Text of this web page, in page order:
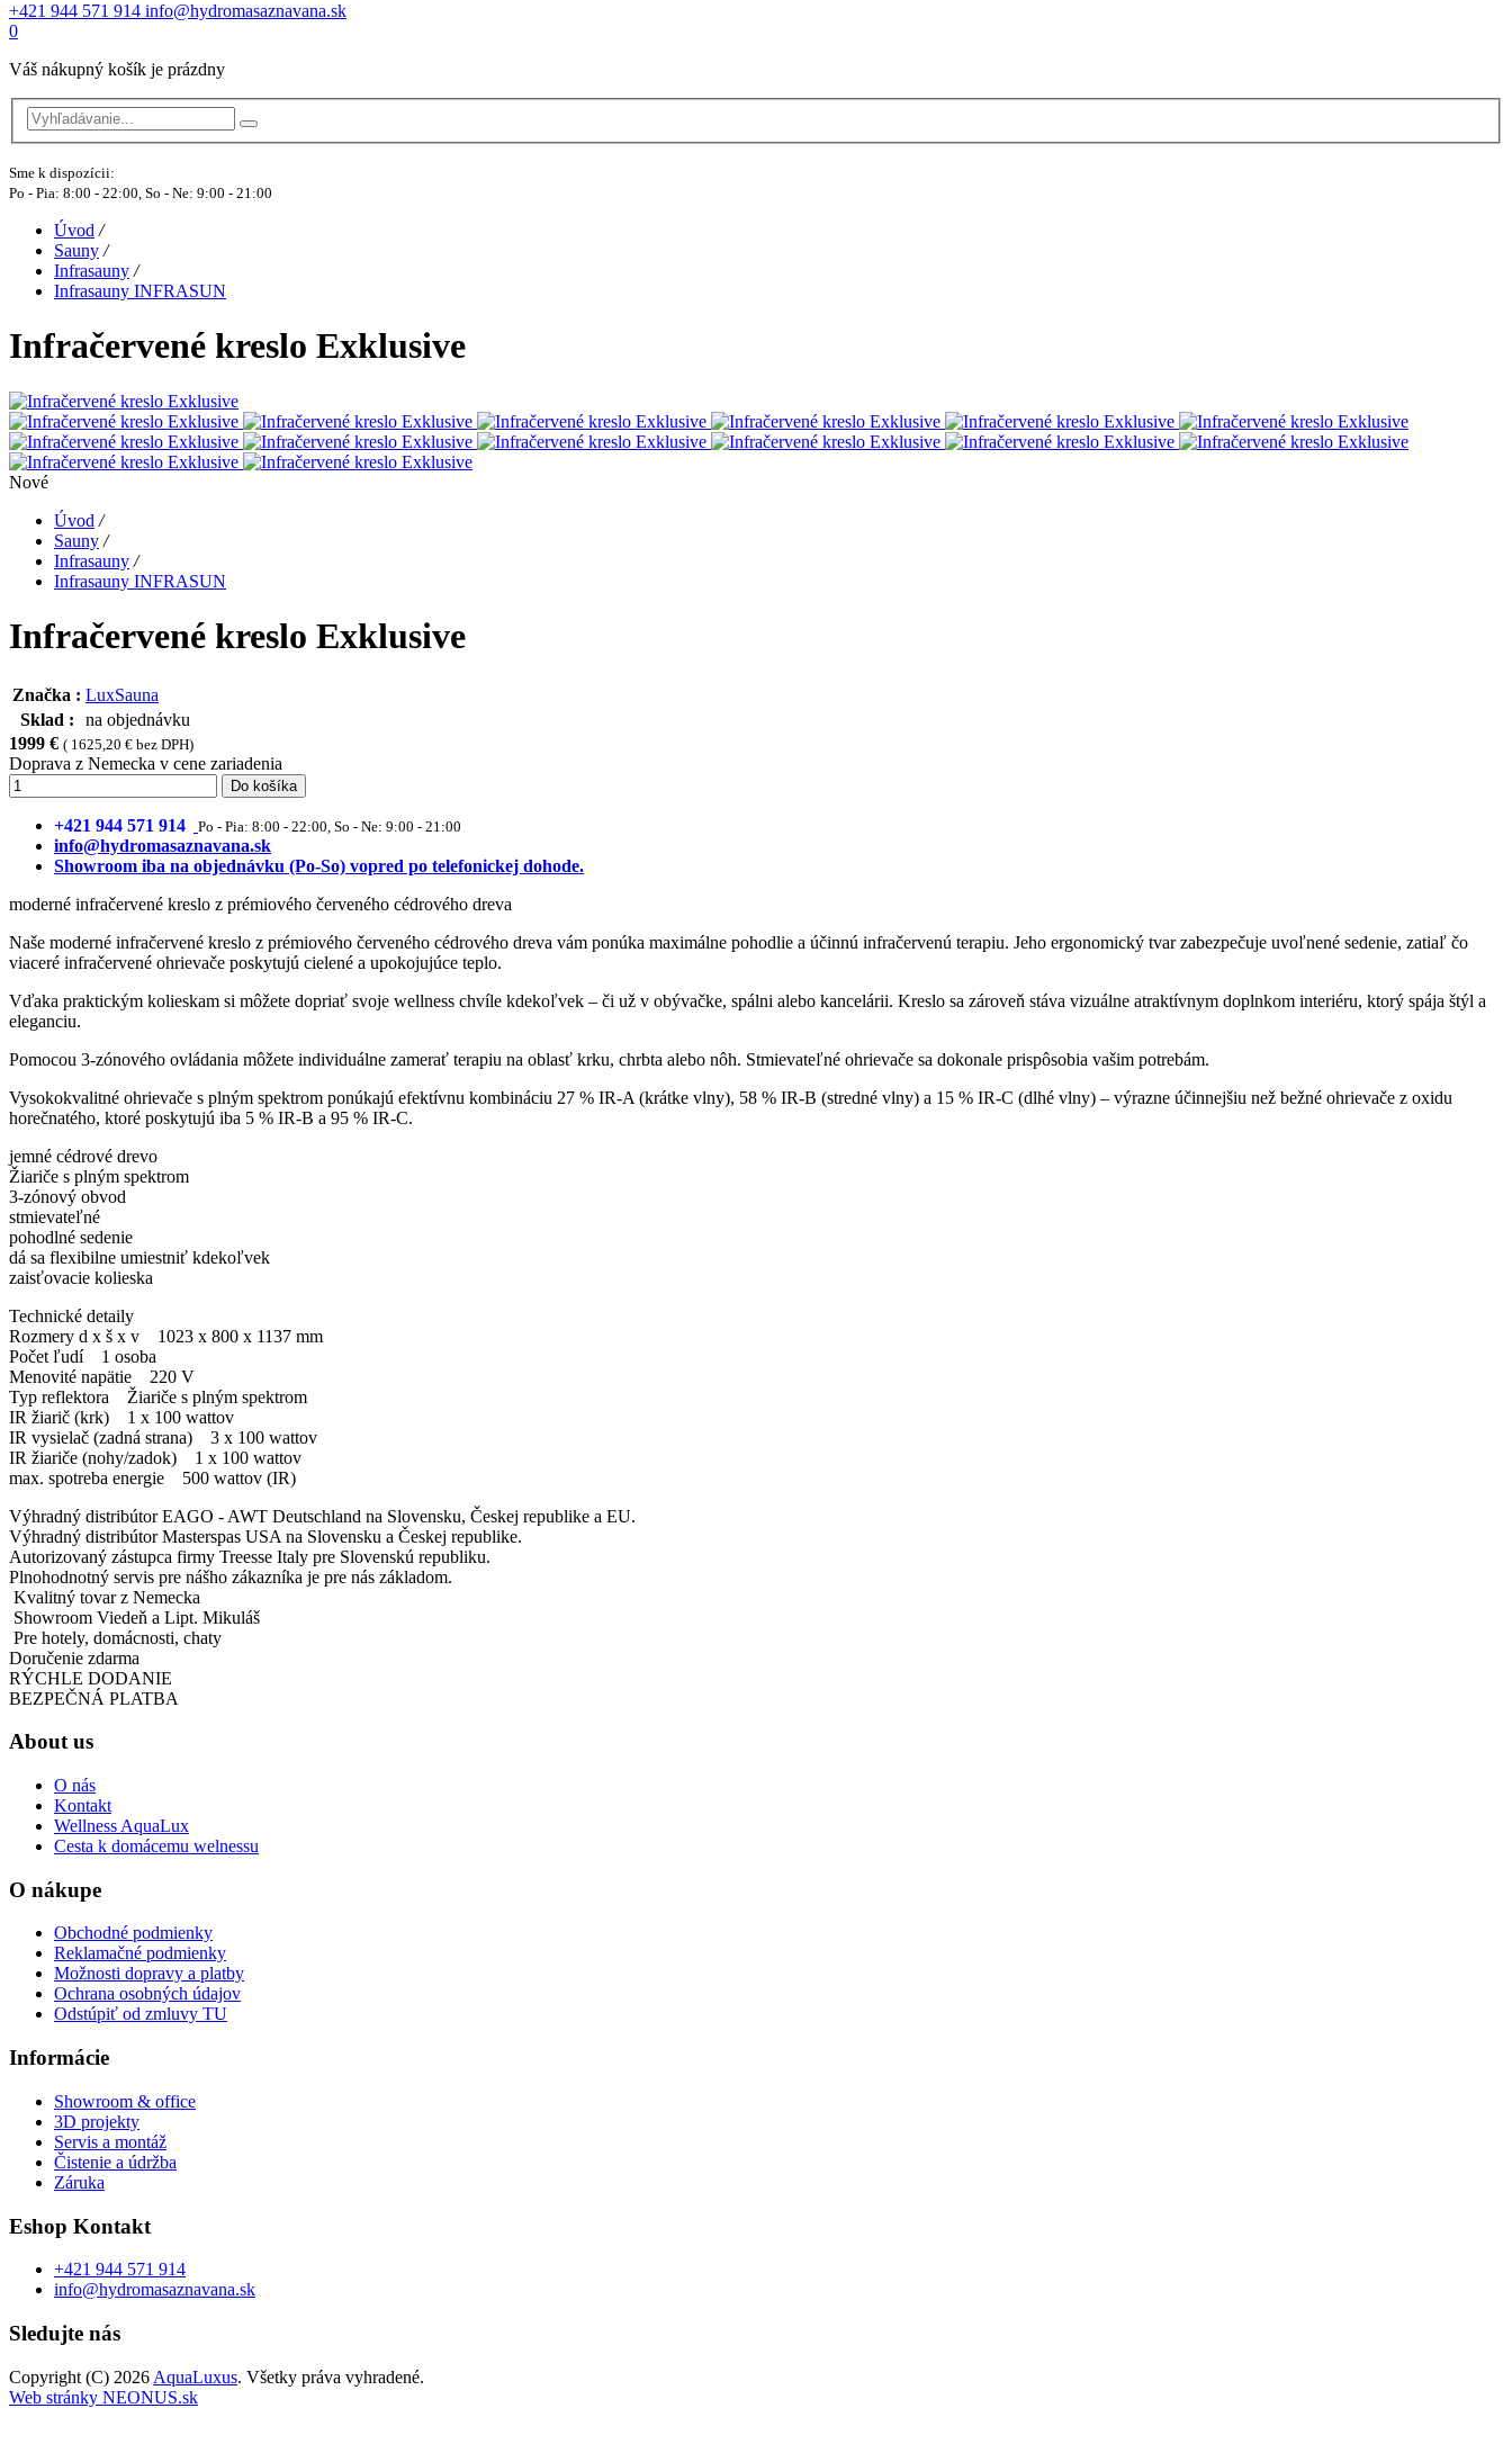
+421 944 571 914 info@hydromasaznavana.sk
0
Váš nákupný košík je prázdny
Sme k dispozícii:
Po - Pia: 8:00 - 22:00, So - Ne: 9:00 - 21:00
Úvod /
Sauny /
Infrasauny /
Infrasauny INFRASUN
Infračervené kreslo Exklusive
Nové
Úvod /
Sauny /
Infrasauny /
Infrasauny INFRASUN
Infračervené kreslo Exklusive
Značka : LuxSauna
Sklad :
na objednávku
1999 € ( 1625,20 € bez DPH)
Doprava z Nemecka v cene zariadenia
Do košíka
+421 944 571 914 Po - Pia: 8:00 - 22:00, So - Ne: 9:00 - 21:00
info@hydromasaznavana.sk
Showroom iba na objednávku (Po-So) vopred po telefonickej dohode.
moderné infračervené kreslo z prémiového červeného cédrového dreva
Naše moderné infračervené kreslo z prémiového červeného cédrového dreva vám ponúka maximálne pohodlie a účinnú infračervenú terapiu. Jeho ergonomický tvar zabezpečuje uvoľnené sedenie, zatiaľ čo
viaceré infračervené ohrievače poskytujú cielené a upokojujúce teplo.
Vďaka praktickým kolieskam si môžete dopriať svoje wellness chvíle kdekoľvek – či už v obývačke, spálni alebo kancelárii. Kreslo sa zároveň stáva vizuálne atraktívnym doplnkom interiéru, ktorý spája štýl a
eleganciu.
Pomocou 3-zónového ovládania môžete individuálne zamerať terapiu na oblasť krku, chrbta alebo nôh. Stmievateľné ohrievače sa dokonale prispôsobia vašim potrebám.
Vysokokvalitné ohrievače s plným spektrom ponúkajú efektívnu kombináciu 27 % IR-A (krátke vlny), 58 % IR-B (stredné vlny) a 15 % IR-C (dlhé vlny) – výrazne účinnejšiu než bežné ohrievače z oxidu
horečnatého, ktoré poskytujú iba 5 % IR-B a 95 % IR-C.
jemné cédrové drevo
Žiariče s plným spektrom
3-zónový obvod
stmievateľné
pohodlné sedenie
dá sa flexibilne umiestniť kdekoľvek
zaisťovacie kolieska
Technické detaily
Rozmery d x š x v 1023 x 800 x 1137 mm
Počet ľudí 1 osoba
Menovité napätie 220 V
Typ reflektora Žiariče s plným spektrom
IR žiarič (krk) 1 x 100 wattov
IR vysielač (zadná strana) 3 x 100 wattov
IR žiariče (nohy/zadok) 1 x 100 wattov
max. spotreba energie 500 wattov (IR)
Výhradný distribútor EAGO - AWT Deutschland na Slovensku, Českej republike a EU.
Výhradný distribútor Masterspas USA na Slovensku a Českej republike.
Autorizovaný zástupca firmy Treesse Italy pre Slovenskú republiku.
Plnohodnotný servis pre nášho zákazníka je pre nás základom.
Kvalitný tovar z Nemecka
Showroom Viedeň a Lipt. Mikuláš
Pre hotely, domácnosti, chaty
Doručenie zdarma
RÝCHLE DODANIE
BEZPEČNÁ PLATBA
About us
O nás
Kontakt
Wellness AquaLux
Cesta k domácemu welnessu
O nákupe
Obchodné podmienky
Reklamačné podmienky
Možnosti dopravy a platby
Ochrana osobných údajov
Odstúpiť od zmluvy TU
Informácie
Showroom & office
3D projekty
Servis a montáž
Čistenie a údržba
Záruka
Eshop Kontakt
+421 944 571 914
info@hydromasaznavana.sk
Sledujte nás
Copyright (C) 2026 AquaLuxus. Všetky práva vyhradené.
Web stránky NEONUS.sk